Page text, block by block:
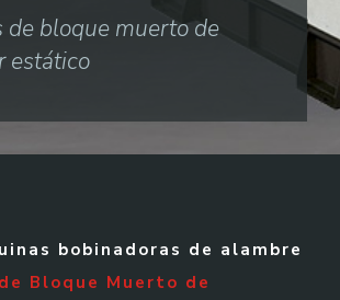
de bloque muerto de
estático
bobinadoras de alambre
Bloque Muerto de